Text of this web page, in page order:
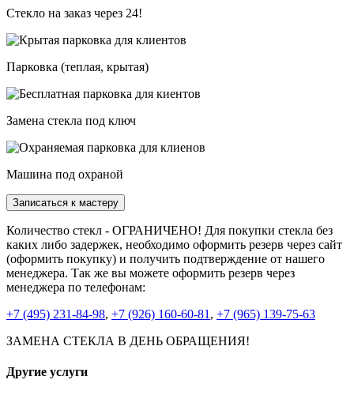
Стекло на заказ через 24!
Парковка (теплая, крытая)
Замена стекла под ключ
Машина под охраной
Записаться к мастеру
Количество стекл - ОГРАНИЧЕНО! Для покупки стекла без
каких либо задержек, необходимо оформить резерв через сайт
(оформить покупку) и получить подтверждение от нашего
менеджера. Так же вы можете оформить резерв через
менеджера по телефонам:
+7 (495) 231-84-98, +7 (926) 160-60-81 , +7 (965) 139-75-63
ЗАМЕНА СТЕКЛА В ДЕНЬ ОБРАЩЕНИЯ!
Другие услуги